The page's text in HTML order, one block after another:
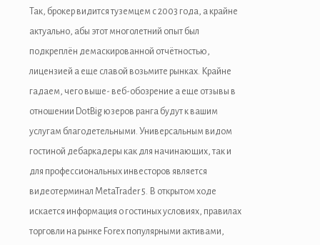
Так, брокер видится туземцем с 2003 года, а крайне
актуально, абы этот многолетний опыт был
подкреплён демаскированной отчётностью,
лицензией а еще славой возьмите рынках. Крайне
гадаем, чего выше- веб-обозрение а еще отзывы в
отношении DotBig юзеров ранга будут к вашим
услугам благодетельными. Универсальным видом
гостиной дебаркадеры как для начинающих, так и
для профессиональных инвесторов является
видеотерминал MetaTrader 5.
В открытом ходе
искается информация о гостиных условиях, правилах
торговли на рынке Forex популярными активами,